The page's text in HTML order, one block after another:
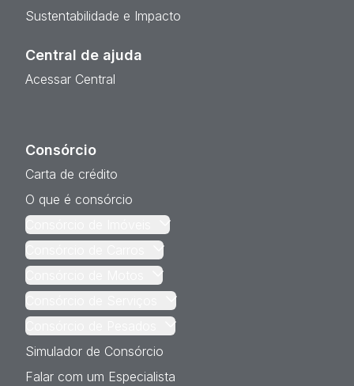
Sustentabilidade e Impacto
Central de ajuda
Acessar Central
Consórcio
Carta de crédito
O que é consórcio
Simulador de Consórcio
Falar com um Especialista